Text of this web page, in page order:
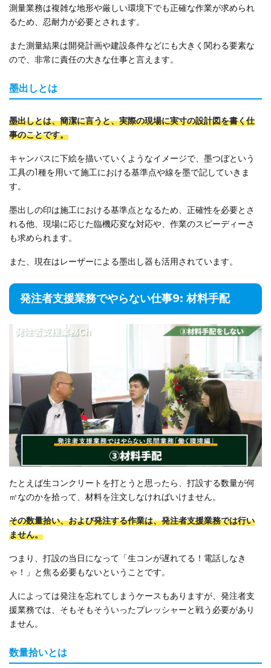
測量業務は複雑な地形や厳しい環境下でも正確な作業が求められ
るため、忍耐力が必要とされます。
また測量結果は開発計画や建設条件などにも大きく関わる要素な
ので、非常に責任の大きな仕事と言えます。
墨出しとは
墨出しとは、簡潔に言うと、実際の現場に実寸の設計図を書く仕
事のことです。
キャンパスに下絵を描いていくようなイメージで、墨つぼという
工具の1種を用いて施工における基準点や線を墨で記していきま
す。
墨出しの印は施工における基準点となるため、正確性を必要とさ
れる他、現場に応じた臨機応変な対応や、作業のスピーディーさ
も求められます。
また、現在はレーザーによる墨出し器も活用されています。
発注者支援業務でやらない仕事9: 材料手配
たとえば生コンクリートを打とうと思ったら、打設する数量が何
㎥なのかを拾って、材料を注文しなければいけません。
その数量拾い、および発注する作業は、発注者支援業務では行い
ません。
つまり、打設の当日になって「生コンが遅れてる！電話しなき
ゃ！」と焦る必要もないということです。
人によっては発注を忘れてしまうケースもありますが、発注者支
援業務では、そもそもそういったプレッシャーと戦う必要があり
ません。
数量拾いとは